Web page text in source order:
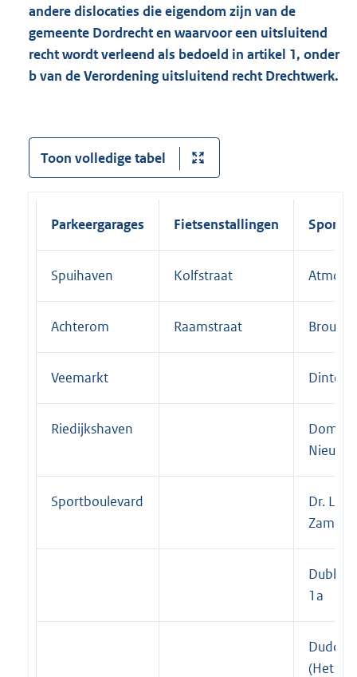
andere dislocaties die eigendom zijn van de
gemeente Dordrecht en waarvoor een uitsluitend
recht wordt verleend als bedoeld in artikel 1, onder
b van de Verordening uitsluitend recht Drechtwerk.
Toon volledige tabel
Parkeergarages Fietsenstallingen
Spuihaven Kolfstraat
Achterom Raamstraat
Veemarkt
Riedijkshaven
Domela
Sportboulevard
Dr. L.L.
1a
(Het